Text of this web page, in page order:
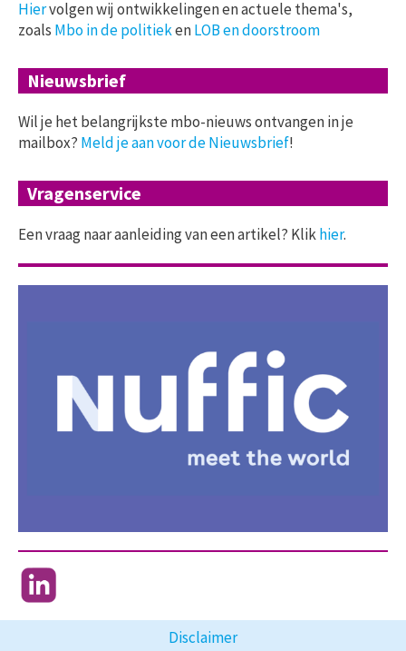
Hiervolgen wij ontwikkelingen en actuele thema's,
zoals Mbo in de politiekenLOB en doorstroom
Nieuwsbrief
Wil je het belangrijkste mbo-nieuws ontvangen in je
mailbox? Meld je aan voor de Nieuwsbrief!
Vragenservice
Een vraag naar aanleiding van een artikel? Klikhier.
Disclaimer